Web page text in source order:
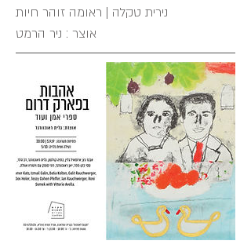
נירית טקלה | ראומה זוהר חיות
אוצר : ניר הרמט